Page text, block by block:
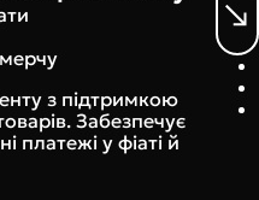
з підтримкою
Забезпечує
платежі у фіаті й